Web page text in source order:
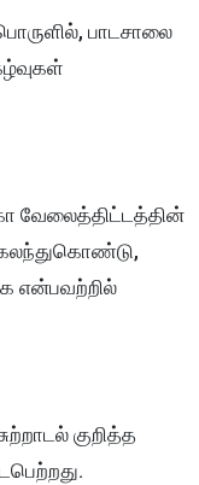
பாடசாலை
வேலைத்திட்டத்தின்
என்பவற்றில்
குறித்த